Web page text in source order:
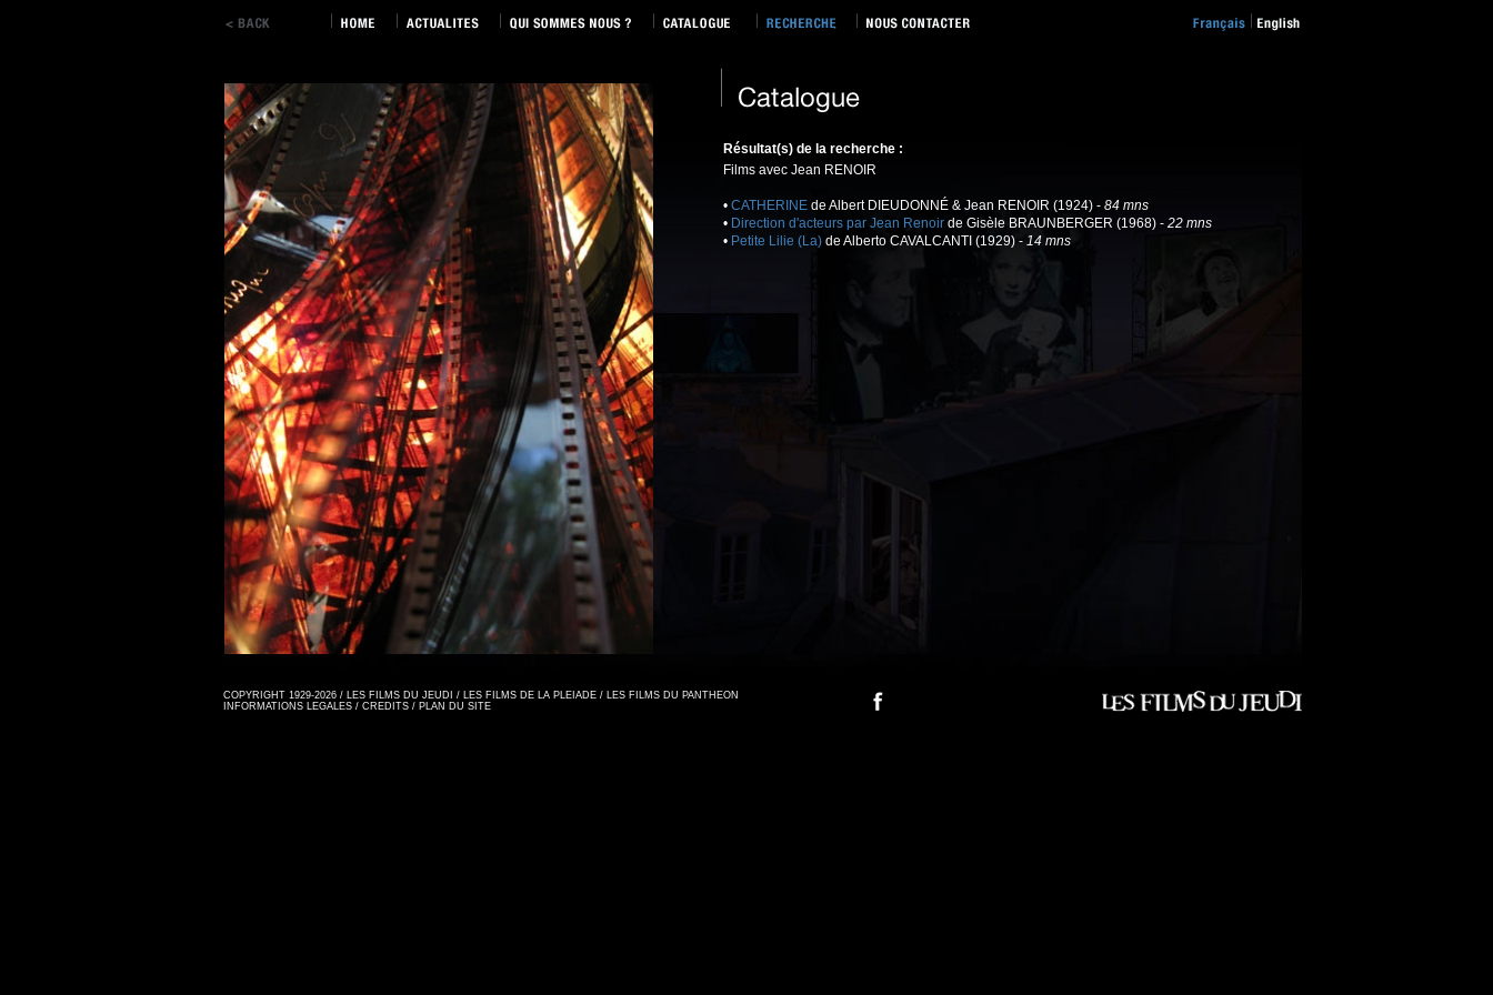
Résultat(s) de la recherche :
Films avec Jean RENOIR
• CATHERINE de Albert DIEUDONNÉ & Jean RENOIR (1924) - 84 mns
• Direction d'acteurs par Jean Renoir de Gisèle BRAUNBERGER (1968) - 22 mns
• Petite Lilie (La) de Alberto CAVALCANTI (1929) - 14 mns
COPYRIGHT 1929-2026 / LES FILMS DU JEUDI / LES FILMS DE LA PLEIADE / LES FILMS DU PANTHEON
INFORMATIONS LEGALES / CREDITS / PLAN DU SITE